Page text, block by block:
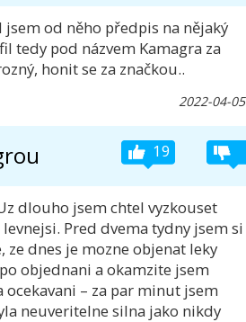
od něho předpis na nějaký
tedy pod názvem Kamagra za
honit se za značkou..
2022-04-05
19
dlouho jsem chtel vyzkouset
Pred dvema tydny jsem si
ze dnes je mozne objenat leky
objednani a okamzite jsem
– za par minut jsem
neuveritelne silna jako nikdy